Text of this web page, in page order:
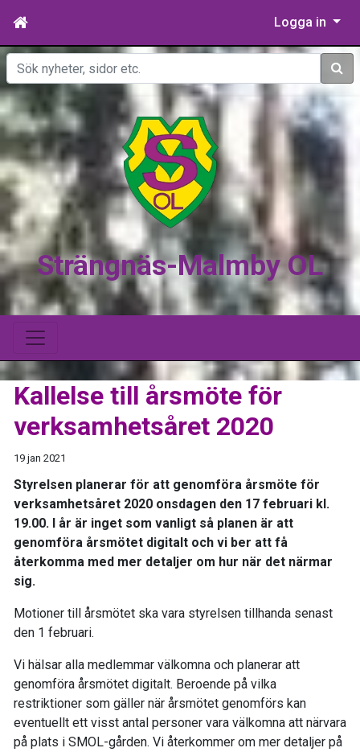
Logga in
Sök
Strängnäs-Malmby OL
Kallelse till årsmöte för
verksamhetsåret 2020
19 jan 2021
Styrelsen planerar för att genomföra årsmöte för
verksamhetsåret 2020 onsdagen den 17 februari kl.
19.00. I år är inget som vanligt så planen är att
genomföra årsmötet digitalt och vi ber att få
återkomma med mer detaljer om hur när det närmar
sig.
Motioner till årsmötet ska vara styrelsen tillhanda senast
den 1 februari.
Vi hälsar alla medlemmar välkomna och planerar att
genomföra årsmötet digitalt. Beroende på vilka
restriktioner som gäller när årsmötet genomförs kan
eventuellt ett visst antal personer vara välkomna att närvara
på plats i SMOL-gården. Vi återkommer om mer detaljer på